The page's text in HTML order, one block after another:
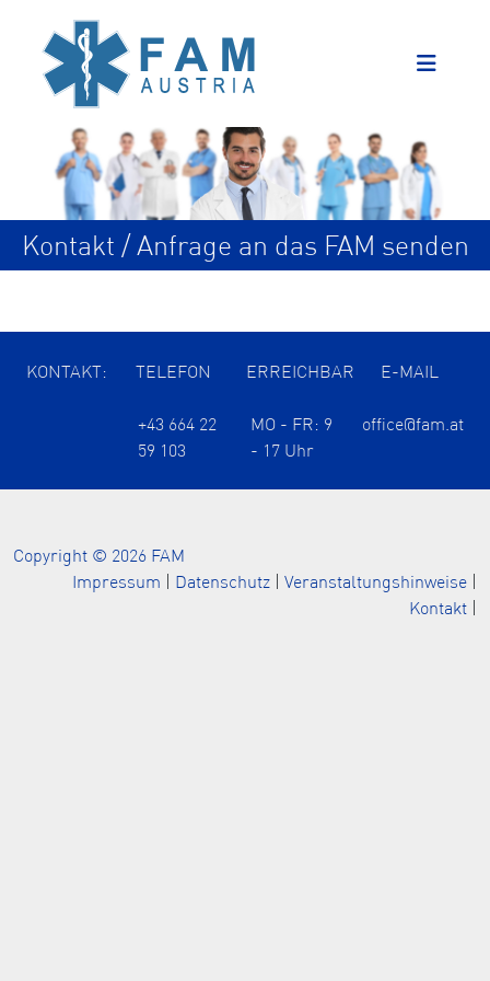
Kontakt / Anfrage an das FAM senden
KONTAKT: TELEFON ERREICHBAR E-MAIL
+43 664 22
59 103
MO - FR: 9
- 17 Uhr
office@fam.at
Copyright © 2026 FAM
Impressum
Datenschutz Veranstaltungshinweise
Kontakt